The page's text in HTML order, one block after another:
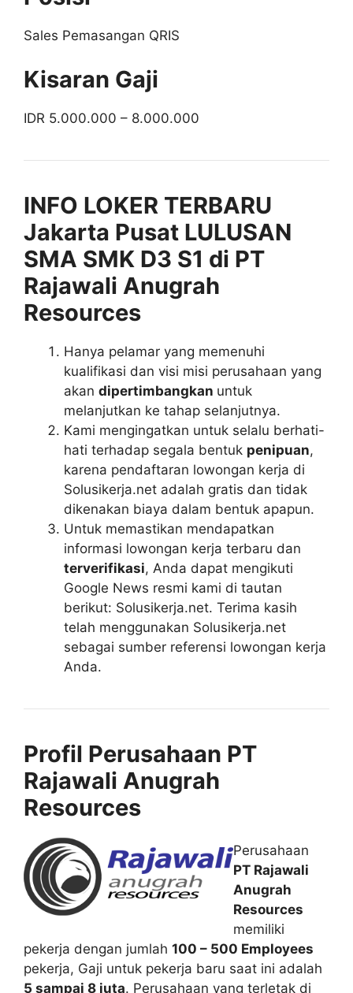
Sales Pemasangan QRIS
Kisaran Gaji
IDR 5.000.000 – 8.000.000
INFO LOKER TERBARU
Jakarta Pusat LULUSAN
SMA SMK D3 S1 di PT
Rajawali Anugrah
Resources
Hanya pelamar yang memenuhi
kualifikasi dan visi misi perusahaan yang
akan dipertimbangkan untuk
melanjutkan ke tahap selanjutnya.
Kami mengingatkan untuk selalu berhati-
hati terhadap segala bentuk penipuan,
karena pendaftaran lowongan kerja di
Solusikerja.net adalah gratis dan tidak
dikenakan biaya dalam bentuk apapun.
Untuk memastikan mendapatkan
informasi lowongan kerja terbaru dan
terverifikasi, Anda dapat mengikuti
Google News resmi kami di tautan
berikut: Solusikerja.net. Terima kasih
telah menggunakan Solusikerja.net
sebagai sumber referensi lowongan kerja
Anda.
Profil Perusahaan PT
Rajawali Anugrah
Resources
Perusahaan
PT Rajawali
Anugrah
Resources
memiliki
pekerja dengan jumlah 100 – 500 Employees
pekerja, Gaji untuk pekerja baru saat ini adalah
5 sampai 8 juta. Perusahaan yang terletak di